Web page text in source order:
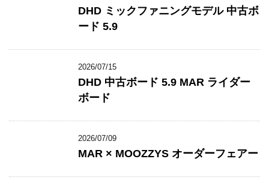
DHD ミックファニングモデル 中古ボ
ード 5.9
2026/07/15
DHD 中古ボード 5.9 MAR ライダー
ボード
2026/07/09
MAR × MOOZZYS オーダーフェアー